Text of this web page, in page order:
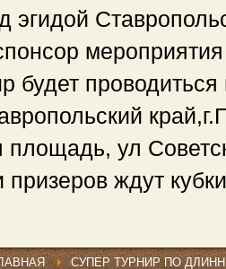
эгидой
будет
площадь, ул
призеров ждут
СУПЕР ТУРНИР ПО